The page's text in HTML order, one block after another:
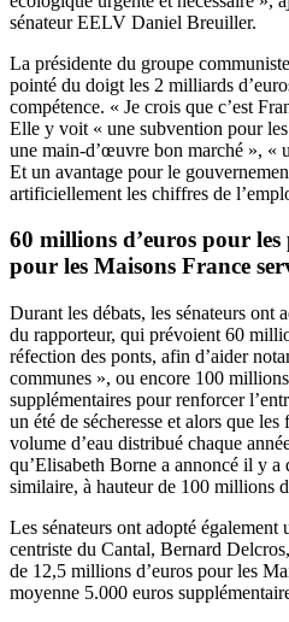
sénateur EELV Daniel Breuiller.
La présidente du groupe
pointé du doigt les 2 milliards
compétence. « Je crois que c’est
Elle y voit « une subvention pour
une main-d’œuvre bon marché », «
Et un avantage pour le
artificiellement les chiffres de
60 millions d’euros pour
pour les Maisons France
Durant les débats, les sénateurs ont
du rapporteur, qui prévoient 60
réfection des ponts, afin d’aider
communes », ou encore 100
supplémentaires pour renforcer
un été de sécheresse et alors que
volume d’eau distribué chaque
qu’Elisabeth Borne a annoncé il y a
similaire, à hauteur de 100 millions
Les sénateurs ont adopté également
centriste du Cantal, Bernard
de 12,5 millions d’euros pour les
moyenne 5.000 euros